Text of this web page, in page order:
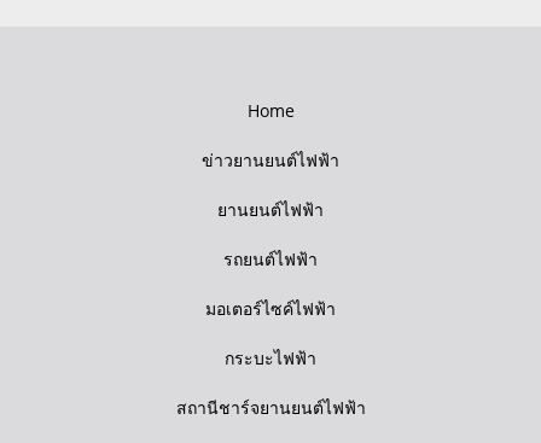
Home
ข่าวยานยนต์ไฟฟ้า
ยานยนต์ไฟฟ้า
รถยนต์ไฟฟ้า
มอเตอร์ไซค์ไฟฟ้า
กระบะไฟฟ้า
สถานีชาร์จยานยนต์ไฟฟ้า